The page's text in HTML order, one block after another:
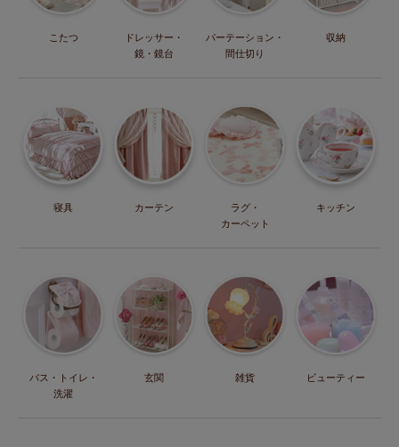
こたつ
ドレッサー・
鏡・鏡台
パーテーション・
間仕切り
収納
寝具 カーテン
ラグ・
カーペット
キッチン
バス・トイレ・
洗濯
玄関 雑貨 ビューティー